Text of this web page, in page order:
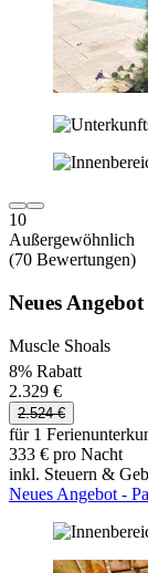
10
Außergewöhnlich
(70 Bewertungen)
Neues
Muscle Shoals
8% Rabatt
2.329 €
2.524 €
für 1
333 € pro Nacht
inkl. Steuern &
Neues Angebot -